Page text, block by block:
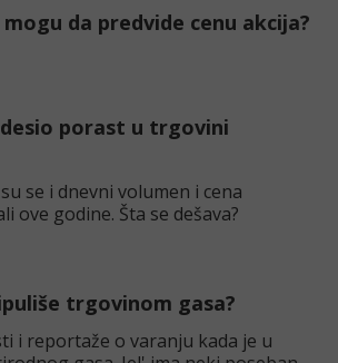
da predvide cenu akcija?
porast u trgovini
se i dnevni volumen i cena
ove godine. Šta se dešava?
trgovinom gasa?
i reportaže o varanju kada je u